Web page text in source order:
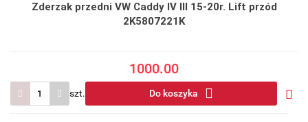
Zderzak przedni VW Caddy IV III 15-20r. Lift przód
2K5807221K
1000.00
szt. Do koszyka